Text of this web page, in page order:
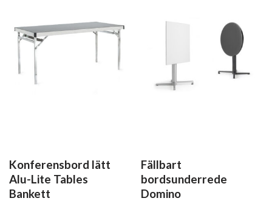
Konferensbord lätt
Alu-Lite Tables
Bankett
Fällbart
bordsunderrede
Domino